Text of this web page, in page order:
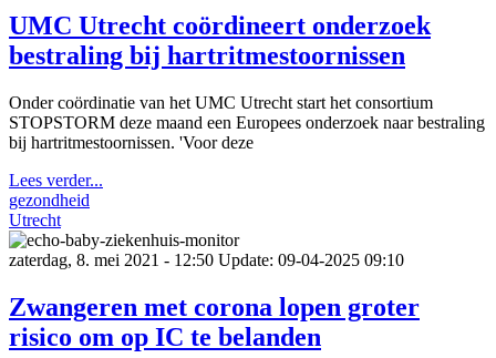
UMC Utrecht coördineert onderzoek
bestraling bij hartritmestoornissen
Onder coördinatie van het UMC Utrecht start het consortium
STOPSTORM deze maand een Europees onderzoek naar bestraling
bij hartritmestoornissen. 'Voor deze
Lees verder...
gezondheid
Utrecht
zaterdag, 8. mei 2021 - 12:50 Update: 09-04-2025 09:10
Zwangeren met corona lopen groter
risico om op IC te belanden